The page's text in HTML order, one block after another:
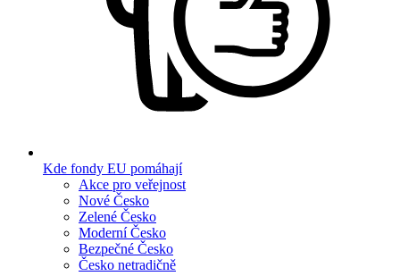
Kde fondy EU pomáhají
Akce pro veřejnost
Nové Česko
Zelené Česko
Moderní Česko
Bezpečné Česko
Česko netradičně